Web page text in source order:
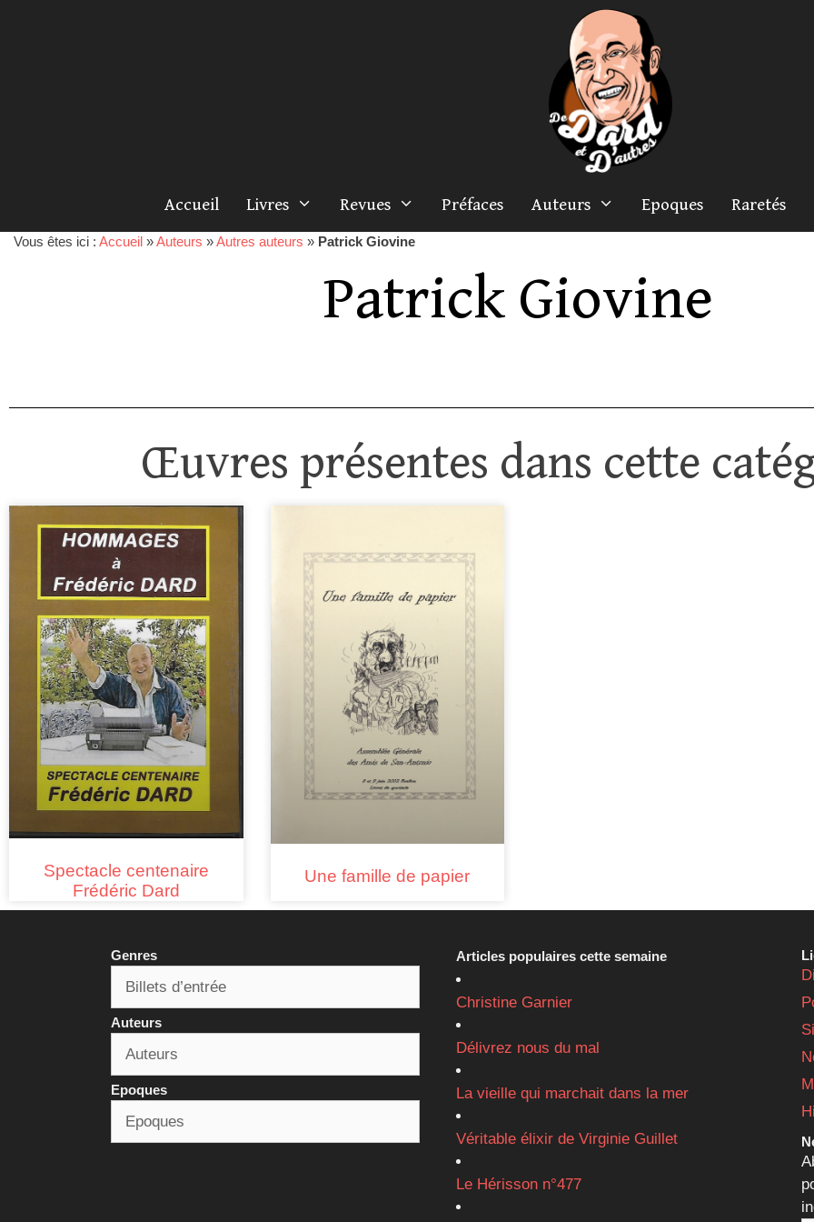
Accueil Livres Revues Préfaces Auteurs Epoques Raretés
Vous êtes ici : Accueil »Auteurs »Autres auteurs » Patrick Giovine
Patrick Giovine
Œuvres présentes dans cette
Spectacle centenaire
Frédéric Dard
Une famille de papier
Genres
Auteurs
Epoques
Articles populaires cette semaine
Christine Garnier
Délivrez nous du mal
La vieille qui marchait dans la mer
Véritable élixir de Virginie Guillet
Le Hérisson n°477